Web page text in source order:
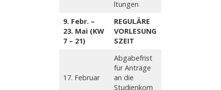
ltungen
9. Febr. –
23. Mai (KW
7 – 21)
REGULÄRE
VORLESUNG
SZEIT
17. Februar
Abgabefrist
für Anträge
an die
Studienkom